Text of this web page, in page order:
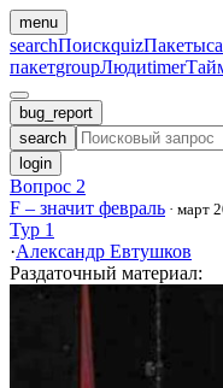
menu
searchПоискquizПакеты
пакетgroupЛюдиtimer
bug_report
search
login
Вопрос 2
F – значит февраль · март
Тур 1
·Александр Евтушков
Раздаточный материал: